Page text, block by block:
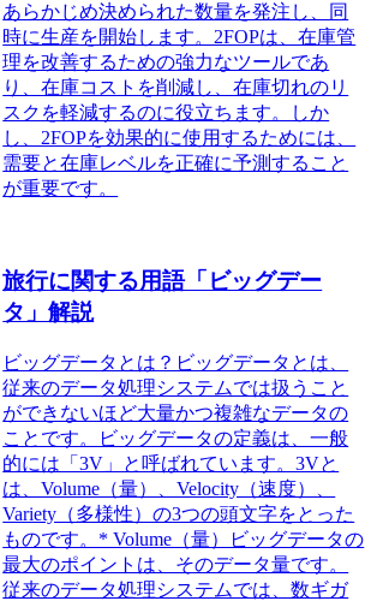
あらかじめ決められた数量を発注し、同
時に生産を開始します。2FOPは、在庫管
理を改善するための強力なツールであ
り、在庫コストを削減し、在庫切れのリ
スクを軽減するのに役立ちます。しか
し、2FOPを効果的に使用するためには、
需要と在庫レベルを正確に予測すること
が重要です。
旅行に関する用語「ビッグデー
タ」解説
ビッグデータとは？ビッグデータとは、
従来のデータ処理システムでは扱うこと
ができないほど大量かつ複雑なデータの
ことです。ビッグデータの定義は、一般
的には「3V」と呼ばれています。3Vと
は、Volume（量）、Velocity（速度）、
Variety（多様性）の3つの頭文字をとった
ものです。* Volume（量）ビッグデータの
最大のポイントは、そのデータ量です。
従来のデータ処理システムでは、数ギガ